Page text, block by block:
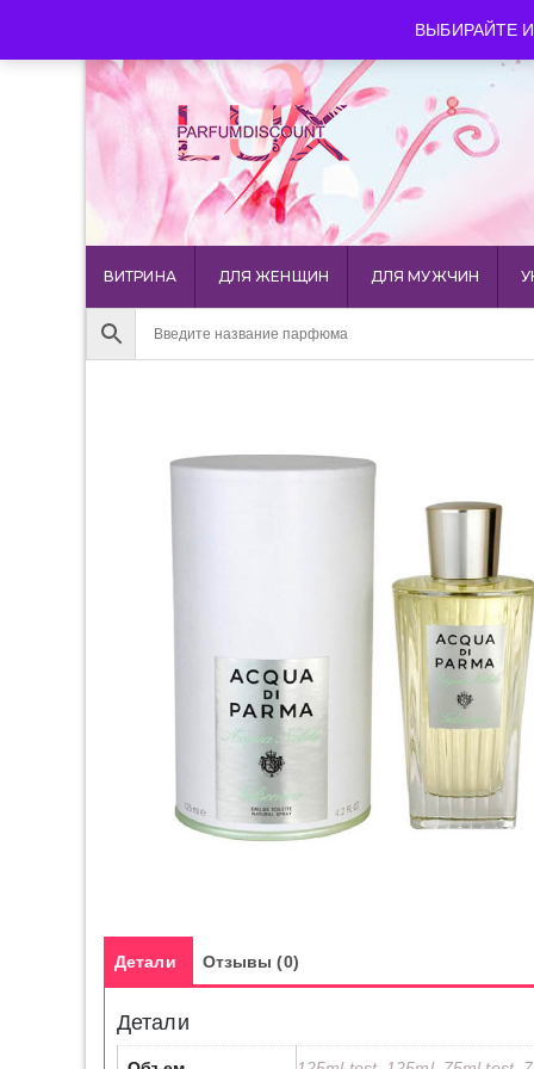
ВЫБИРАЙТЕ
+7 903 544 11 18 г.
ВИТРИНА ДЛЯ ЖЕНЩИН ДЛЯ МУЖЧИН
Детали Отзывы (0)
Детали